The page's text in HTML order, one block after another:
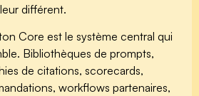
différent.
Core est le système central qui
Bibliothèques de prompts,
de citations, scorecards,
workflows partenaires,